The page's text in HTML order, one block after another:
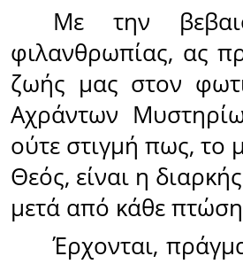
Με την
φιλανθρωπίας, ας
ζωής μας στον
Αχράντων
ούτε στιγμή πως, το
Θεός, είναι η
μετά από κάθε
Έρχονται,